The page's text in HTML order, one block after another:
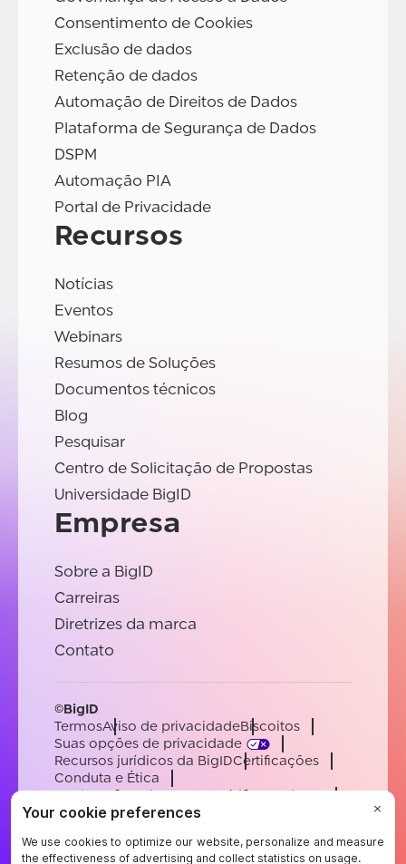
Consentimento de Cookies
Exclusão de dados
Retenção de dados
Automação de Direitos de Dados
Plataforma de Segurança de Dados
DSPM
Automação PIA
Portal de Privacidade
Recursos
Notícias
Eventos
Webinars
Resumos de Soluções
Documentos técnicos
Blog
Pesquisar
Centro de Solicitação de Propostas
Universidade BigID
Empresa
Sobre a BigID
Carreiras
Diretrizes da marca
Contato
©BigID
TermosAviso de privacidadeBiscoitos
Suas opções de privacidade
Recursos jurídicos da BigIDCertificações
Conduta e Ética
SubprocessadoresApoiar
EnglishGermanFrenchSpanishPortuguese